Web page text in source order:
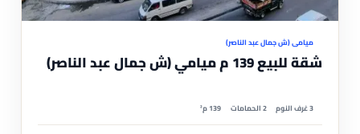
ميامي (ش جمال عبد الناصر)
شقة للبيع 139 م ميامي (ش جمال عبد الناصر)
3 غرف النوم 2 الحمامات 139 م²